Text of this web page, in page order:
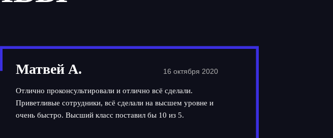
Матвей А. 16 октября 2020
Отлично проконсультировали и отлично всё сделали.
Приветливые сотрудники, всё сделали на высшем уровне и
очень быстро. Высший класс поставил бы 10 из 5.